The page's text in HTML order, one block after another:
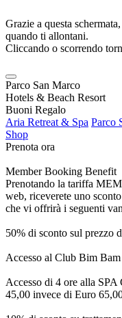
Grazie a questa
quando ti allontani.
Cliccando o scorrendo
Parco San Marco
Hotels & Beach Resort
Buoni Regalo
Aria Retreat & Spa Parco
Shop
Prenota ora
Member Booking Benefit
Prenotando la tariffa
web, riceverete uno
che vi offrirà i seguenti
50% di sconto sul prezzo
Accesso al Club Bim
Accesso di 4 ore alla
45,00 invece di Euro